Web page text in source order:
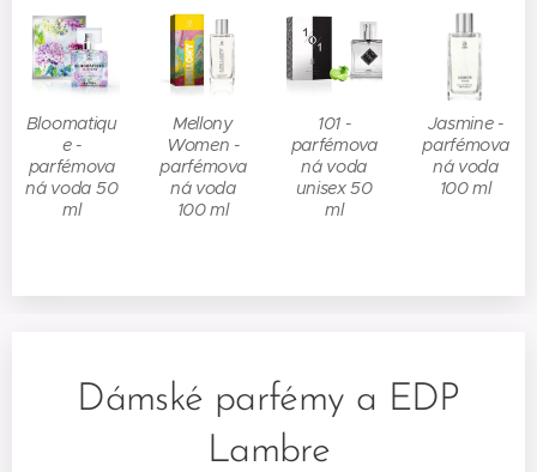
Bloomatiqu
e -
parfémova
ná voda 50
ml
Mellony
Women -
parfémova
ná voda
100 ml
101 -
parfémova
ná voda
unisex 50
ml
Jasmine -
parfémova
ná voda
100 ml
Dámské parfémy a EDP
Lambre